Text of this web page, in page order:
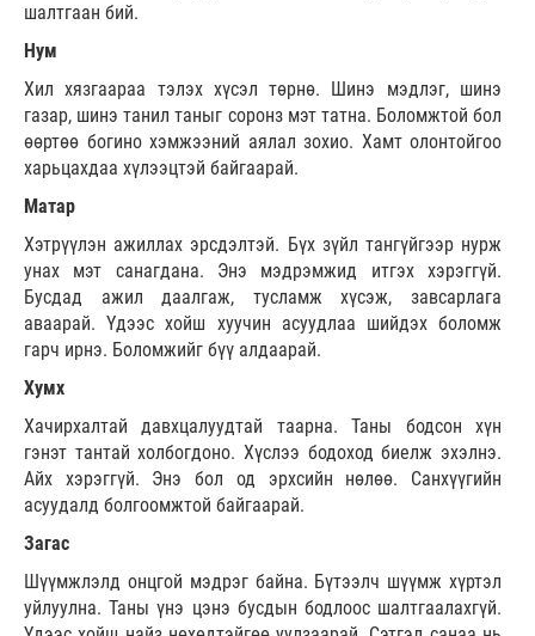
шалтгаан бий.
Нум
Хил хязгаараа тэлэх хүсэл төрнө. Шинэ мэдлэг, шинэ
газар, шинэ танил таныг соронз мэт татна. Боломжтой бол
өөртөө богино хэмжээний аялал зохио. Хамт олонтойгоо
харьцахдаа хүлээцтэй байгаарай.
Матар
Хэтрүүлэн ажиллах эрсдэлтэй. Бүх зүйл тангүйгээр нурж
унах мэт санагдана. Энэ мэдрэмжид итгэх хэрэггүй.
Бусдад ажил даалгаж, тусламж хүсэж, завсарлага
аваарай. Үдээс хойш хуучин асуудлаа шийдэх боломж
гарч ирнэ. Боломжийг бүү алдаарай.
Хумх
Хачирхалтай давхцалуудтай таарна. Таны бодсон хүн
гэнэт тантай холбогдоно. Хүслээ бодоход биелж эхэлнэ.
Айх хэрэггүй. Энэ бол од эрхсийн нөлөө. Санхүүгийн
асуудалд болгоомжтой байгаарай.
Загас
Шүүмжлэлд онцгой мэдрэг байна. Бүтээлч шүүмж хүртэл
уйлуулна. Таны үнэ цэнэ бусдын бодлоос шалтгаалахгүй.